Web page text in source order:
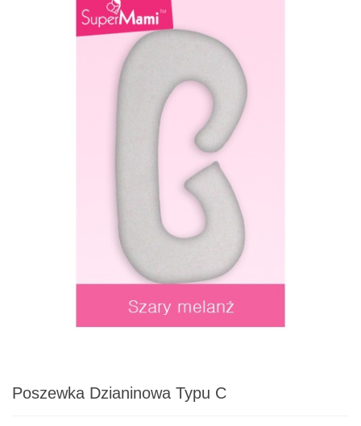
Poszewka Dzianinowa Typu C